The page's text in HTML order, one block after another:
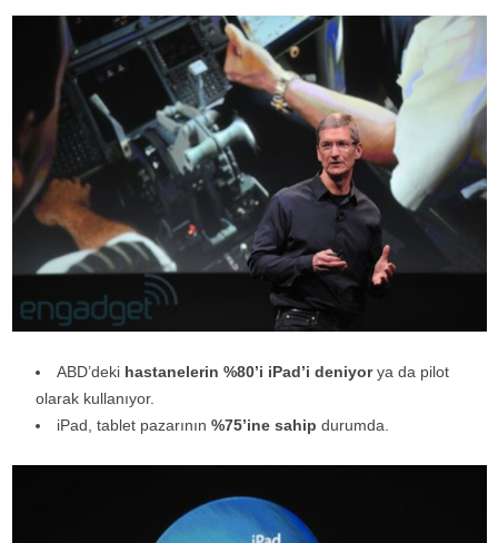
ABD’deki hastanelerin %80’i iPad’i deniyorya da pilot
olarak kullanıyor.
iPad, tablet pazarının %75’ine sahip durumda.